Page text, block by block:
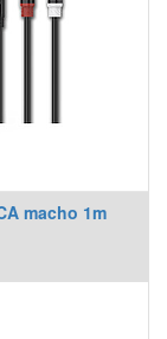
macho 1m